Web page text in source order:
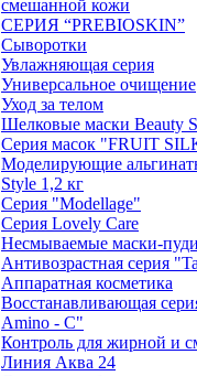
смешанной кожи
СЕРИЯ “PREBIOSKIN”
Сыворотки
Увлажняющая серия
Универсальное очищение
Уход за телом
Шелковые маски Beauty
Серия масок "FRUIT
Моделирующие
Style 1,2 кг
Серия "Modellage"
Cерия Lovely Care
Несмываемые маски-
Антивозрастная серия
Аппаратная косметика
Восстанавливающая
Amino - C"
Контроль для жирной и
Линия Аква 24